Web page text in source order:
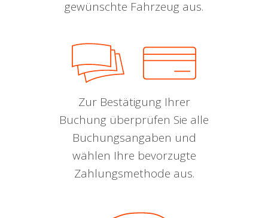
gewünschte Fahrzeug aus.
Zur Bestätigung Ihrer
Buchung überprüfen Sie alle
Buchungsangaben und
wählen Ihre bevorzugte
Zahlungsmethode aus.